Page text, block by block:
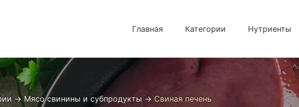
Главная Категории Нутриенты
→Мясо свинины и субпродукты → Свиная печень